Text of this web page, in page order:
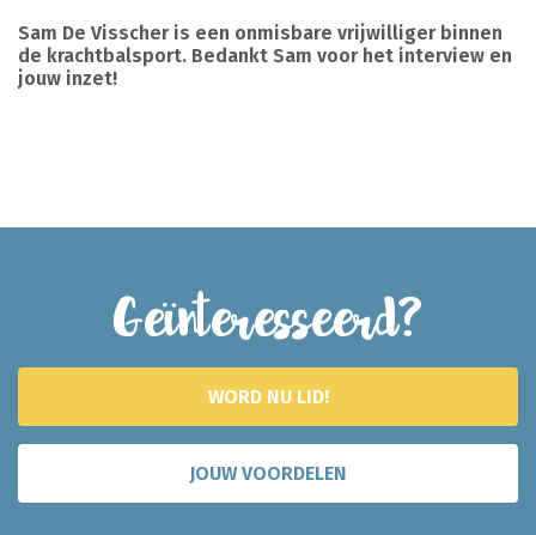
Sam De Visscher is een onmisbare vrijwilliger binnen
de krachtbalsport. Bedankt Sam voor het interview en
jouw inzet!
Geïnteresseerd?
WORD NU LID!
JOUW VOORDELEN